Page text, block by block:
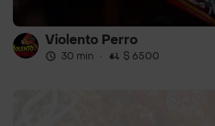
Violento Perro
30 min · $ 6500